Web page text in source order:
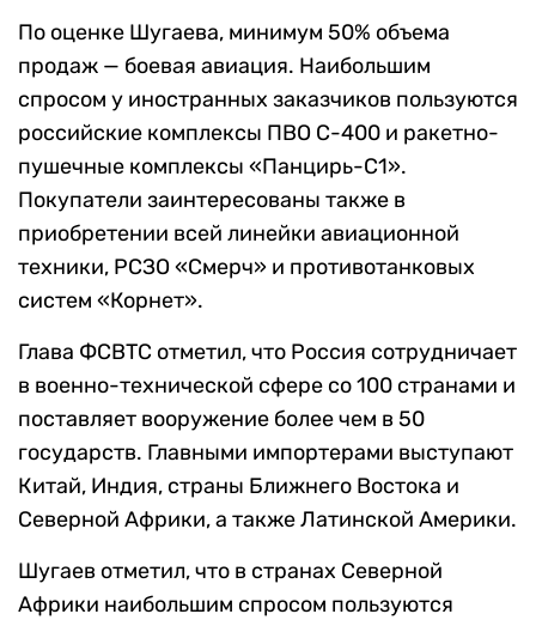
По оценке Шугаева, минимум 50% объема
продаж — боевая авиация. Наибольшим
спросом у иностранных заказчиков пользуются
российские комплексы ПВО С-400 и ракетно-
пушечные комплексы «Панцирь-С1».
Покупатели заинтересованы также в
приобретении всей линейки авиационной
техники, РСЗО «Смерч» и противотанковых
систем «Корнет».
Глава ФСВТС отметил, что Россия сотрудничает
в военно-технической сфере со 100 странами и
поставляет вооружение более чем в 50
государств. Главными импортерами выступают
Китай, Индия, страны Ближнего Востока и
Северной Африки, а также Латинской Америки.
Шугаев отметил, что в странах Северной
Африки наибольшим спросом пользуются